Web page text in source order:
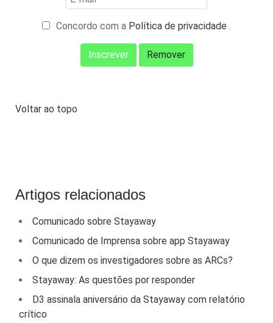
Concordo com a Política de privacidade
Voltar ao topo
Artigos relacionados
Comunicado sobre Stayaway
Comunicado de Imprensa sobre app Stayaway
O que dizem os investigadores sobre as ARCs?
Stayaway: As questões por responder
D3 assinala aniversário da Stayaway com relatório
crítico